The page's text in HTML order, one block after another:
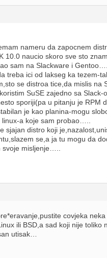
nameru da zapocnem
10.0 naucio skoro sve sto
sam na Slackware i Gentoo…..
treba ici od lakseg ka tezem-
se distroa tice,da mislis na
SuSE zajedno sa
sporiji(pa u pitanju je RPM
je kao planina-mogu
a koje sam probao…..
sjajan distro koji
se,a ja tu mogu da
svoje misljenje…..
covjeka
ili BSD,a sad koji nije
utisak…